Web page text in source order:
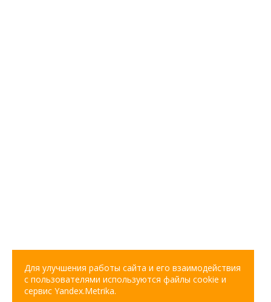
Для улучшения работы сайта и его взаимодействия
с пользователями используются файлы cookie и
сервис Yandex.Metrika.